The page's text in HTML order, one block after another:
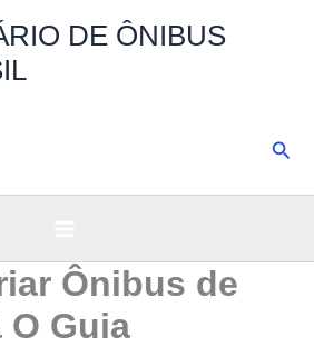
DE ÔNIBUS
Ônibus de
O Guia